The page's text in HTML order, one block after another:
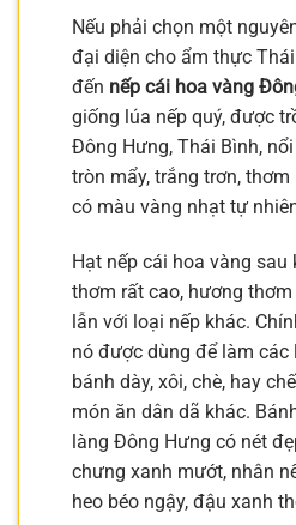
Nếu phải chọn một
đại diện cho ẩm thực
đến nếp cái hoa vàng
giống lúa nếp quý, được
Đông Hưng, Thái Bình,
tròn mẩy, trắng trơn,
có màu vàng nhạt tự
Hạt nếp cái hoa vàng sau
thơm rất cao, hương
lẫn với loại nếp khác.
nó được dùng để làm các
bánh dày, xôi, chè, hay
món ăn dân dã khác.
làng Đông Hưng có nét
chưng xanh mướt, nhân
heo béo ngậy, đậu xanh